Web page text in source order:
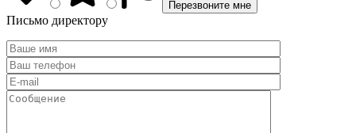
Письмо директору